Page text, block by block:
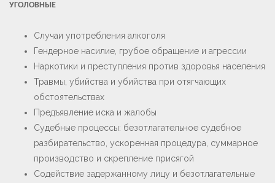
УГОЛОВНЫЕ
Случаи употребления алкоголя
Гендерное насилие, грубое обращение и агрессии
Наркотики и преступления против здоровья населения
Травмы, убийства и убийства при отягчающих
обстоятельствах
Предъявление иска и жалобы
Судебные процессы: безотлагательное судебное
разбирательство, ускоренная процедура, суммарное
производство и скрепление присягой
Содействие задержанному лицу и безотлагательные